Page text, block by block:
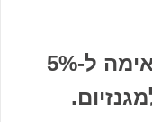
כוס אחת של חצילים, מתאימה ל-5%